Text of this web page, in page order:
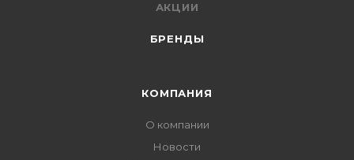
АКЦИИ
БРЕНДЫ
КОМПАНИЯ
О компании
Новости